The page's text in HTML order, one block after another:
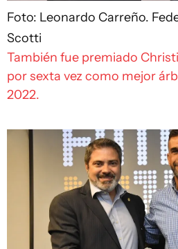
Foto: Leonardo Carreño.
Scotti
También fue premiado
por sexta vez como mejor
2022.